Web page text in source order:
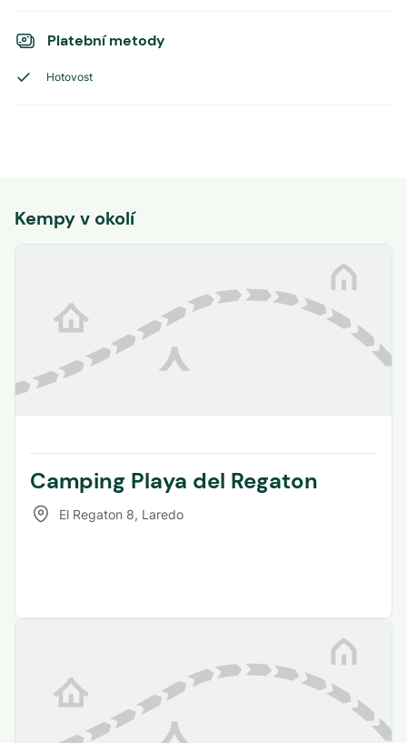
Platební metody
Hotovost
Kempy v okolí
Camping Playa del Regaton
El Regaton 8, Laredo